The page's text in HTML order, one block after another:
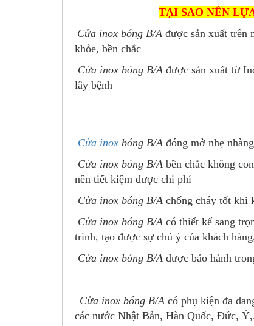
TẠI SAO NÊN
Cửa inox bóng B/A được sản xuất trên
khỏe, bền chắc
Cửa inox bóng B/A được sản xuất từ
lây bệnh
Cửa inox bóng B/A đóng mở nhẹ
Cửa inox bóng B/A bền chắc không
nên tiết kiệm được chi phí
Cửa inox bóng B/A chống cháy tốt khi
Cửa inox bóng B/A có thiết kế sang
trình, tạo được sự chú ý của khách
Cửa inox bóng B/A được bảo hành
Cửa inox bóng B/A có phụ kiện đa
các nước Nhật Bản, Hàn Quốc, Đức,